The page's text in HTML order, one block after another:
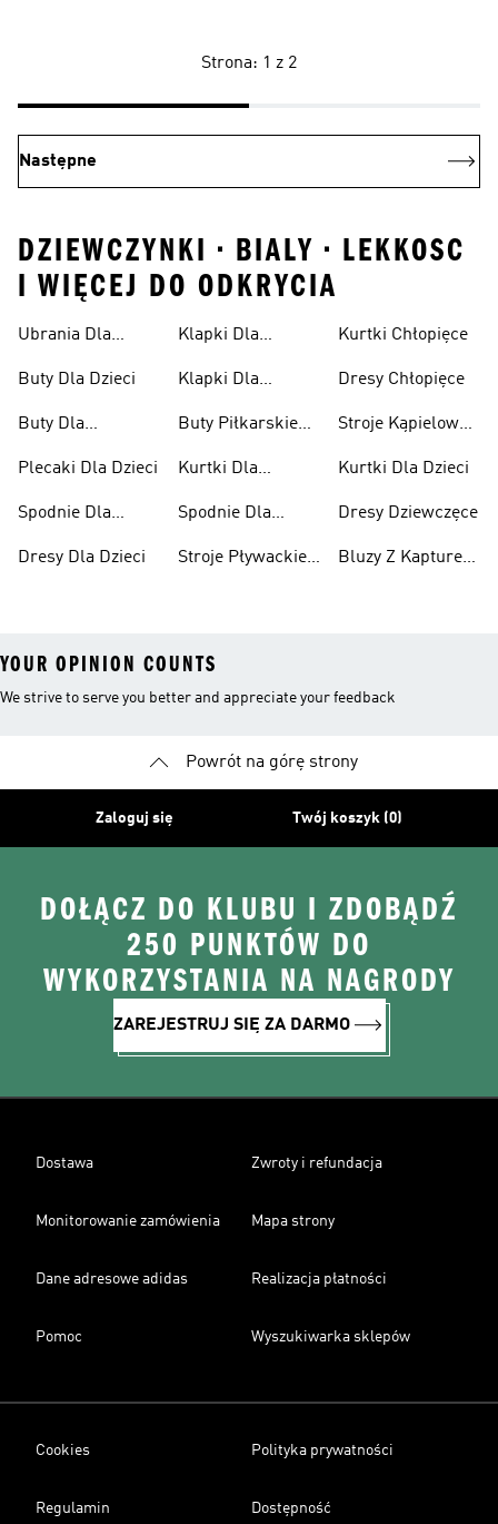
Strona: 1 z 2
Następne
DZIEWCZYNKI • BIALY • LEKKOSC
I WIĘCEJ DO ODKRYCIA
Ubrania Dla
Buty Dla Dzieci
Buty Dla
Plecaki Dla Dzieci
Spodnie Dla
Dresy Dla Dzieci
Klapki Dla
Klapki Dla
Buty Piłkarskie
Kurtki Dla
Spodnie Dla
Stroje Pływackie
Kurtki Chłopięce
Dresy Chłopięce
Stroje Kąpielowe
Kurtki Dla Dzieci
Dresy Dziewczęce
Bluzy Z Kapturem
YOUR OPINION COUNTS
We strive to serve you better and appreciate your feedback
Powrót na górę strony
Zaloguj się Twój koszyk (0)
DOŁĄCZ DO KLUBU I ZDOBĄDŹ
250 PUNKTÓW DO
WYKORZYSTANIA NA NAGRODY
ZAREJESTRUJ SIĘ ZA DARMO
Dostawa Zwroty i refundacja
Monitorowanie zamówienia Mapa strony
Dane adresowe adidas Realizacja płatności
Pomoc Wyszukiwarka sklepów
Cookies Polityka prywatności
Regulamin Dostępność